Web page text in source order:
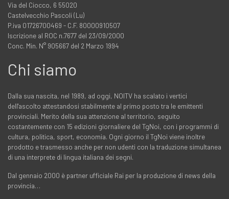
Via del Ciocco, 6 55020
Castelvecchio Pascoli (Lu)
P.iva 01726700469 - C.F. 80000910507
Iscrizione al ROC n.7677 del 23/09/2000
Conc. Min. N° 905667 del 2 Marzo 1994
Chi siamo
Dalla sua nascita, nel 1989, ad oggi, NOITV ha scalato i vertici
dell'ascolto attestandosi stabilmente al primo posto tra le emittenti
provinciali. Merito della sua attenzione al territorio, seguito
costantemente con 15 edizioni giornaliere del TgNoi, con i programmi di
cultura, politica, sport, economia. Ogni giorno il TgNoi viene inoltre
prodotto e trasmesso anche per non udenti con la traduzione simultanea
di una interprete di lingua italiana dei segni.
Dal gennaio 2000 è partner ufficiale Rai per la produzione di news della
provincia…